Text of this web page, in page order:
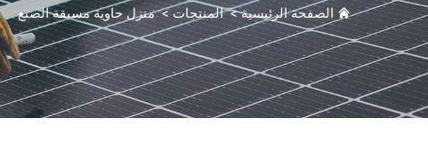
الصفحة الرئيسية>المنتجات>منزل حاوية مسبقة الصنع